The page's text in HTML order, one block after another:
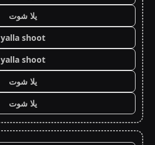
يلا شوت
yalla shoot
yalla shoot
يلا شوت
يلا شوت